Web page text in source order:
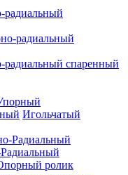
спаренный
Игольчатый
ролик